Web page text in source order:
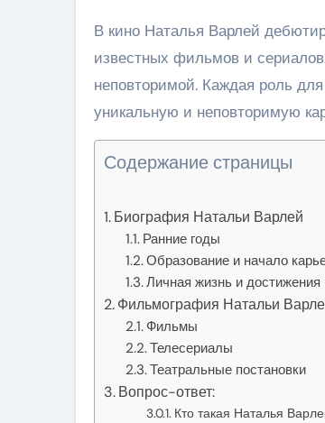
В кино Наталья Варлей
известных фильмов и
неповторимой. Каждая роль
уникальную и неповторимую
Содержание страницы
Биография Натальи Варлей
Ранние годы
Образование и начало
Личная жизнь и достижения
Фильмография Натальи
Фильмы
Телесериалы
Театральные постановки
Вопрос-ответ:
Кто такая Наталья